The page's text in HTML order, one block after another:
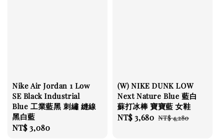
Nike Air Jordan 1 Low
SE Black Industrial
Blue 工業藍黑 刺繡 縫線
黑白藍
Regular
NT$ 3,080
(W) NIKE DUNK LOW
Next Nature Blue 藍白
蘇打冰棒 寶寶藍 女鞋
Sale
NT$ 3,680 Regular
NT$ 4,280